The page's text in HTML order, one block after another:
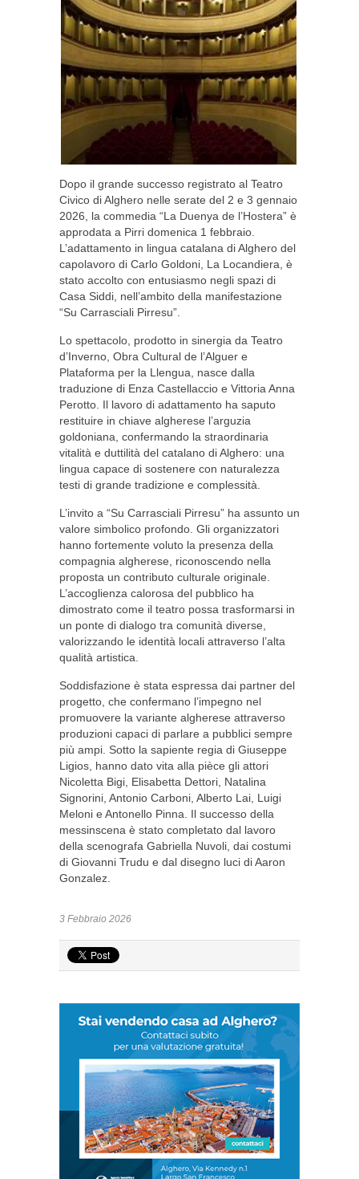
Dopo il grande successo registrato al Teatro
Civico di Alghero nelle serate del 2 e 3 gennaio
2026, la commedia “La Duenya de l’Hostera” è
approdata a Pirri domenica 1 febbraio.
L’adattamento in lingua catalana di Alghero del
capolavoro di Carlo Goldoni, La Locandiera, è
stato accolto con entusiasmo negli spazi di
Casa Siddi, nell’ambito della manifestazione
“Su Carrasciali Pirresu”.
Lo spettacolo, prodotto in sinergia da Teatro
d’Inverno, Obra Cultural de l’Alguer e
Plataforma per la Llengua, nasce dalla
traduzione di Enza Castellaccio e Vittoria Anna
Perotto. Il lavoro di adattamento ha saputo
restituire in chiave algherese l’arguzia
goldoniana, confermando la straordinaria
vitalità e duttilità del catalano di Alghero: una
lingua capace di sostenere con naturalezza
testi di grande tradizione e complessità.
L’invito a “Su Carrasciali Pirresu” ha assunto un
valore simbolico profondo. Gli organizzatori
hanno fortemente voluto la presenza della
compagnia algherese, riconoscendo nella
proposta un contributo culturale originale.
L’accoglienza calorosa del pubblico ha
dimostrato come il teatro possa trasformarsi in
un ponte di dialogo tra comunità diverse,
valorizzando le identità locali attraverso l’alta
qualità artistica.
Soddisfazione è stata espressa dai partner del
progetto, che confermano l’impegno nel
promuovere la variante algherese attraverso
produzioni capaci di parlare a pubblici sempre
più ampi. Sotto la sapiente regia di Giuseppe
Ligios, hanno dato vita alla pièce gli attori
Nicoletta Bigi, Elisabetta Dettori, Natalina
Signorini, Antonio Carboni, Alberto Lai, Luigi
Meloni e Antonello Pinna. Il successo della
messinscena è stato completato dal lavoro
della scenografa Gabriella Nuvoli, dai costumi
di Giovanni Trudu e dal disegno luci di Aaron
Gonzalez.
3 Febbraio 2026